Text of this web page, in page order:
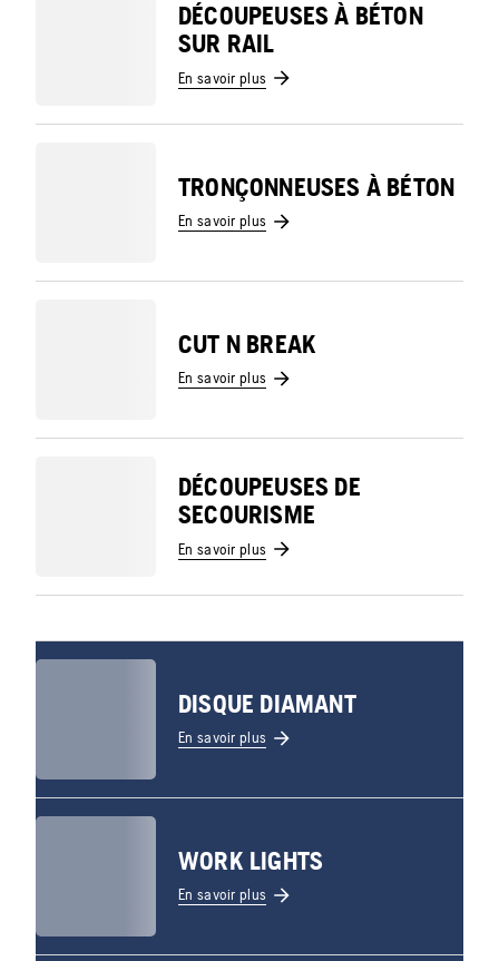
DÉCOUPEUSES À BÉTON
SUR RAIL
En savoir plus
TRONÇONNEUSES À BÉTON
En savoir plus
CUT N BREAK
En savoir plus
DÉCOUPEUSES DE
SECOURISME
En savoir plus
DISQUE DIAMANT
En savoir plus
WORK LIGHTS
En savoir plus